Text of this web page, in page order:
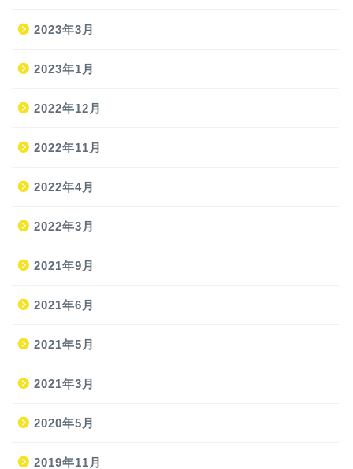
2023年3月
2023年1月
2022年12月
2022年11月
2022年4月
2022年3月
2021年9月
2021年6月
2021年5月
2021年3月
2020年5月
2019年11月